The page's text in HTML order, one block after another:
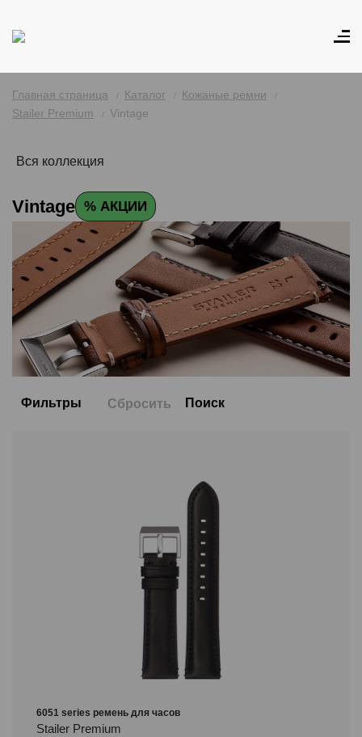
Главная страница Каталог
Кожаные ремни
Stailer Premium
Vintage
Вся коллекция
Vintage % АКЦИИ
Фильтры Сбросить Поиск
6051 series ремень для часов
Stailer Premium